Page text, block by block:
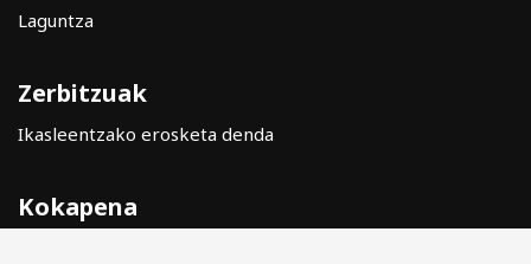
Laguntza
Zerbitzuak
Ikasleentzako erosketa denda
Kokapena